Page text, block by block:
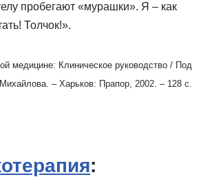
пробегают «мурашки». Я – как
Толчок!».
медицине: Клиническое руководство / Под
– Харьков: Прапор, 2002. – 128 с.
: